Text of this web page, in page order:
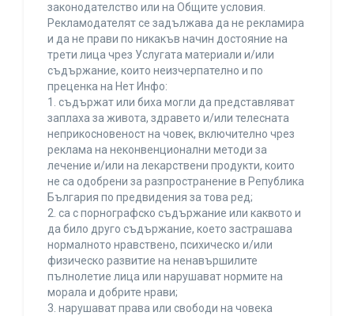
законодателство или на Общите условия.
Рекламодателят се задължава да не рекламира
и да не прави по никакъв начин достояние на
трети лица чрез Услугата материали и/или
съдържание, които неизчерпателно и по
преценка на Нет Инфо:
1. съдържат или биха могли да представляват
заплаха за живота, здравето и/или телесната
неприкосновеност на човек, включително чрез
реклама на неконвенционални методи за
лечение и/или на лекарствени продукти, които
не са одобрени за разпространение в Република
България по предвидения за това ред;
2. са с порнографско съдържание или каквото и
да било друго съдържание, което застрашава
нормалното нравствено, психическо и/или
физическо развитие на ненавършилите
пълнолетие лица или нарушават нормите на
морала и добрите нрави;
3. нарушават права или свободи на човека